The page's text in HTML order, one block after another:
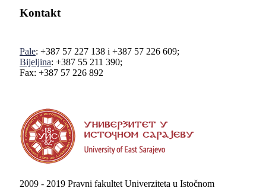
Kontakt
Pale: +387 57 227 138 i +387 57 226 609;
Bijeljina: +387 55 211 390;
Fax: +387 57 226 892
2009 - 2019 Pravni fakultet Univerziteta u Istočnom